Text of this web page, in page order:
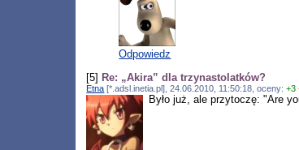
Odpowiedz
[5] Re: „Akira” dla trzynastolatków?
Etna [*.adsl.inetia.pl], 24.06.2010, 11:50:18, oceny:+3
Było już, ale przytoczę: "Are